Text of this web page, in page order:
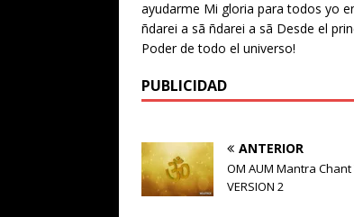
ayudarme Mi gloria para todos yo
ñdarei a sã ñdarei a sã Desde el
Poder de todo el universo!
PUBLICIDAD
ANTERIOR
OM AUM Mantra Chant
VERSION 2